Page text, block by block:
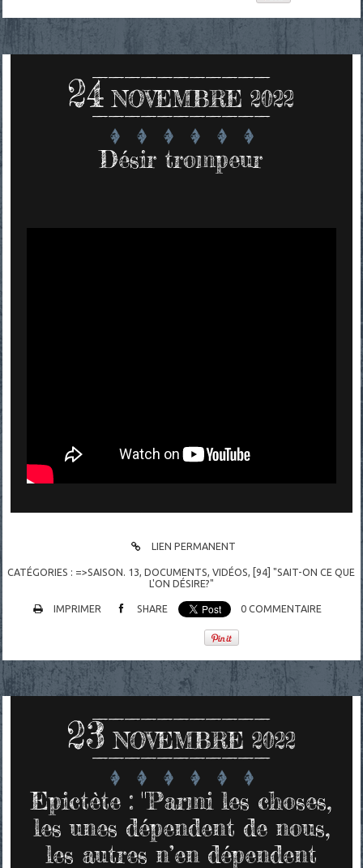
24 NOVEMBRE 2022
Désir trompeur
LIEN PERMANENT
CATÉGORIES : =>SAISON. 13,DOCUMENTS,VIDÉOS, [94] "SAIT-ON CE QUE
L'ON DÉSIRE?"
IMPRIMER SHARE 0 COMMENTAIRE
23 NOVEMBRE 2022
Epictète : "Parmi les choses,
les unes dépendent de nous,
les autres n’en dépendent